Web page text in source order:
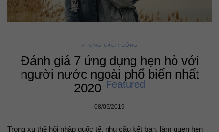
PHONG CÁCH SỐNG
Đánh giá 7 ứng dụng hẹn hò với
người nước ngoài phổ biến nhất
2020 Featured
08/05/2019
Trong xu thế hội nhập quốc tế, nhu cầu kết bạn, làm quen hẹn